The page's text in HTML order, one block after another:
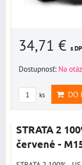
34,71 € s
Dostupnosť: Na
ks DO
STRATA 2
červené -